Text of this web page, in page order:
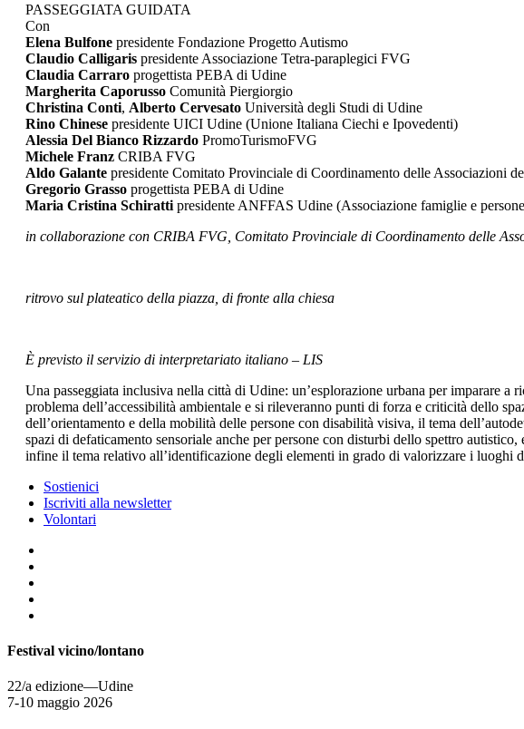
PASSEGGIATA GUIDATA
Con
Elena Bulfone presidente Fondazione Progetto Autismo
Claudio Calligaris presidente Associazione Tetra-paraplegici FVG
Claudia Carraro progettista PEBA di Udine
Margherita Caporusso Comunità Piergiorgio
Christina Conti, Alberto Cervesato Università degli Studi di Udine
Rino Chinese presidente UICI Udine (Unione Italiana Ciechi e Ipovedenti)
Alessia Del Bianco Rizzardo PromoTurismoFVG
Michele Franz CRIBA FVG
Aldo Galante presidente Comitato Provinciale di Coordinamento delle Associazioni
Gregorio Grasso progettista PEBA di Udine
Maria Cristina Schiratti presidente ANFFAS Udine (Associazione famiglie e
in collaborazione con CRIBA FVG, Comitato Provinciale di Coordinamento delle
ritrovo sul plateatico della piazza, di fronte alla chiesa
È previsto il servizio di interpretariato italiano – LIS
Una passeggiata inclusiva nella città di Udine: un’esplorazione urbana per imparare
problema dell’accessibilità ambientale e si rileveranno punti di forza e criticità dello
dell’orientamento e della mobilità delle persone con disabilità visiva, il tema
spazi di defaticamento sensoriale anche per persone con disturbi dello spettro
infine il tema relativo all’identificazione degli elementi in grado di valorizzare i luoghi
Sostienici
Iscriviti alla newsletter
Volontari
Festival vicino/lontano
22/a edizione—Udine
7-10 maggio 2026